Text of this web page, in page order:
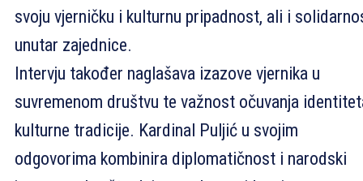
svoju vjerničku i kulturnu pripadnost, ali i
unutar zajednice.
Intervju također naglašava izazove vjernika u
suvremenom društvu te važnost očuvanja
kulturne tradicije. Kardinal Puljić u svojim
odgovorima kombinira diplomatičnost i narodski